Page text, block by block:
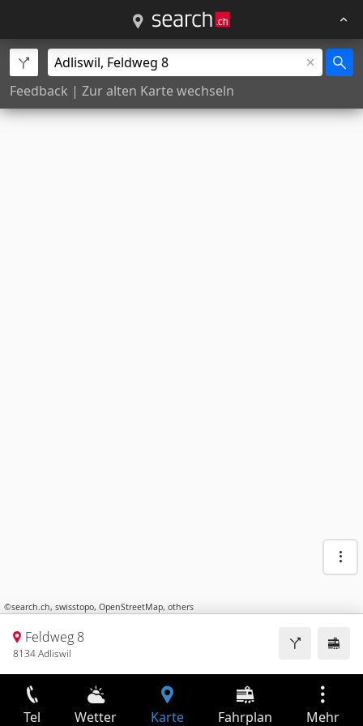
Feedback | Zur alten Karte wechseln
©search.ch, swisstopo, OpenStreetMap, others
Feldweg 8
8134 Adliswil
Tel Wetter Karte Fahrplan Mehr